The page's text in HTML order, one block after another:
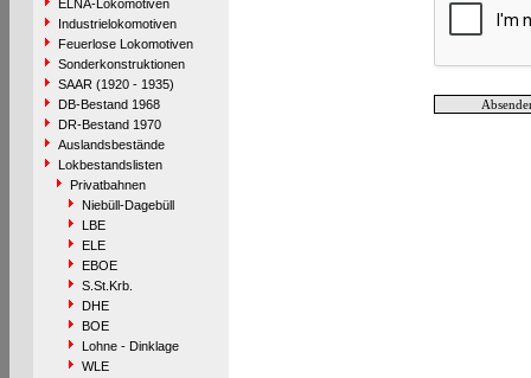
ELNA-Lokomotiven
Industrielokomotiven
Feuerlose Lokomotiven
Sonderkonstruktionen
SAAR (1920 - 1935)
DB-Bestand 1968
DR-Bestand 1970
Auslandsbestände
Lokbestandslisten
Privatbahnen
Niebüll-Dagebüll
LBE
ELE
EBOE
S.St.Krb.
DHE
BOE
Lohne - Dinklage
WLE